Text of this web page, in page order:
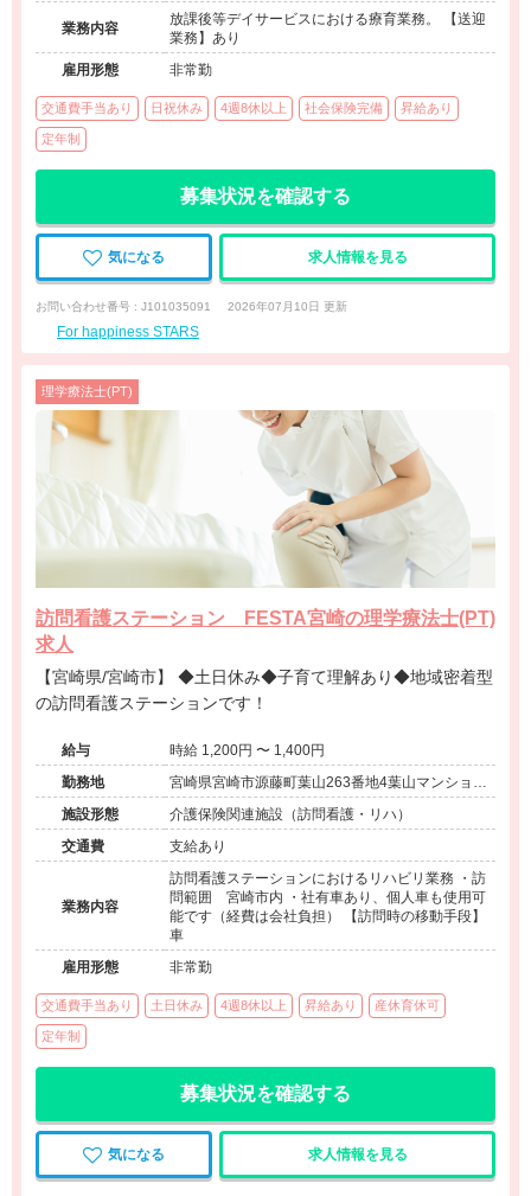
業務内容
放課後等デイサービスにおける療育業務。 【送迎
業務】あり
雇用形態
非常勤
交通費手当あり 日祝休み 4週8休以上 社会保険完備 昇給あり
定年制
募集状況を確認する
気になる 求人情報を見る
お問い合わせ番号 : J101035091 2026年07月10日 更新
For happiness STARS
理学療法士(PT)
訪問看護ステーション FESTA宮崎の理学療法士(PT)
求人
【宮崎県/宮崎市】 ◆土日休み◆子育て理解あり◆地域密着型
の訪問看護ステーションです！
給与
時給 1,200円 〜 1,400円
勤務地
宮崎県宮崎市源藤町葉山263番地4葉山マンション
603号
施設形態
介護保険関連施設（訪問看護・リハ）
交通費
支給あり
業務内容
訪問看護ステーションにおけるリハビリ業務 ・訪
問範囲 宮崎市内 ・社有車あり、個人車も使用可
能です（経費は会社負担） 【訪問時の移動手段】
車
雇用形態
非常勤
交通費手当あり 土日休み 4週8休以上 昇給あり 産休育休可
定年制
募集状況を確認する
気になる 求人情報を見る